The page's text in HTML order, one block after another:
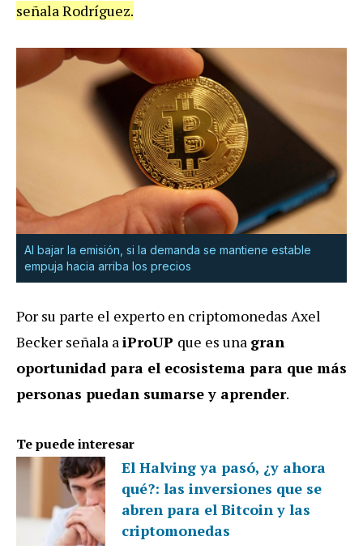
señala Rodríguez.
Al bajar la emisión, si la demanda se mantiene estable
empuja hacia arriba los precios
Por su parte el experto en criptomonedas Axel
Becker señala a iProUP que es una gran
oportunidad para el ecosistema para que más
personas puedan sumarse y aprender.
Te puede interesar
El Halving ya pasó, ¿y ahora
qué?: las inversiones que se
abren para el Bitcoin y las
criptomonedas